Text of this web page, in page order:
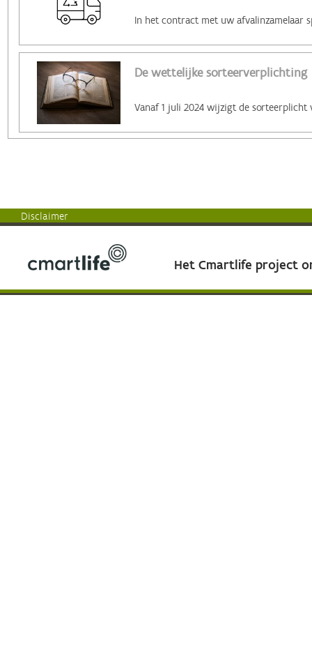
De wettelijke sorteerverplichting
Disclaimer
Het Cmartlife project